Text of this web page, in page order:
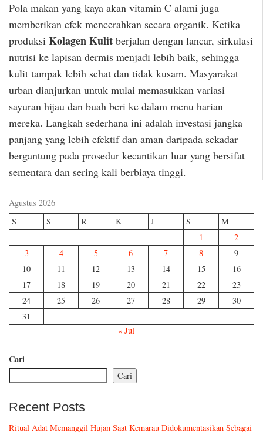
Pola makan yang kaya akan vitamin C alami juga
memberikan efek mencerahkan secara organik. Ketika
produksi Kolagen Kulit berjalan dengan lancar, sirkulasi
nutrisi ke lapisan dermis menjadi lebih baik, sehingga
kulit tampak lebih sehat dan tidak kusam. Masyarakat
urban dianjurkan untuk mulai memasukkan variasi
sayuran hijau dan buah beri ke dalam menu harian
mereka. Langkah sederhana ini adalah investasi jangka
panjang yang lebih efektif dan aman daripada sekadar
bergantung pada prosedur kecantikan luar yang bersifat
sementara dan sering kali berbiaya tinggi.
Agustus 2026
S
S R K J S
M
1
2
3
4 5 6 7 8
9
10
11 12 13 14 15
16
17
18 19 20 21 22
23
24
25 26 27 28 29
30
31
« Jul
Cari
Cari
Recent Posts
Ritual Adat Memanggil Hujan Saat Kemarau Didokumentasikan Sebagai